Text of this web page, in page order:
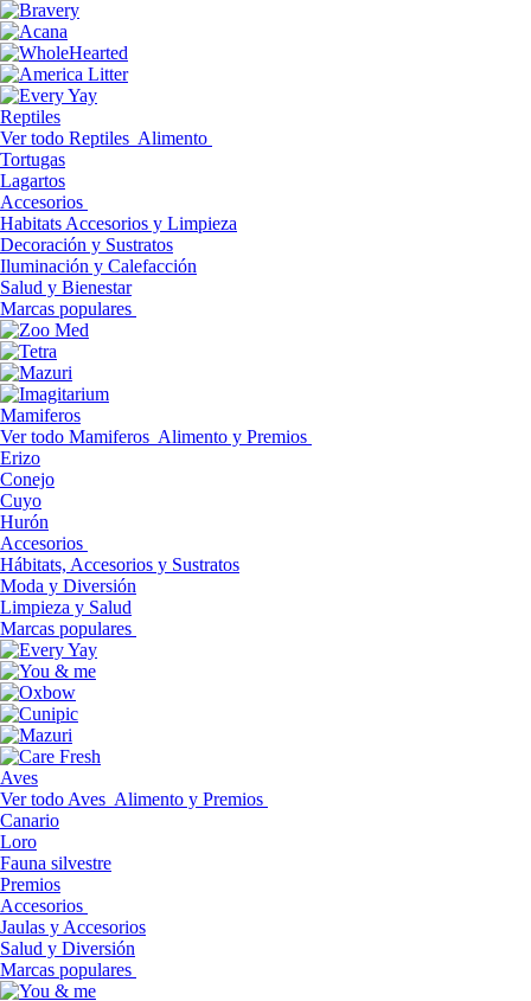
Reptiles
Ver todo Reptiles Alimento
Tortugas
Lagartos
Accesorios
Habitats Accesorios y Limpieza
Decoración y Sustratos
Iluminación y Calefacción
Salud y Bienestar
Marcas populares
Mamiferos
Ver todo Mamiferos Alimento y Premios
Erizo
Conejo
Cuyo
Hurón
Accesorios
Hábitats, Accesorios y Sustratos
Moda y Diversión
Limpieza y Salud
Marcas populares
Aves
Ver todo Aves Alimento y Premios
Canario
Loro
Fauna silvestre
Premios
Accesorios
Jaulas y Accesorios
Salud y Diversión
Marcas populares